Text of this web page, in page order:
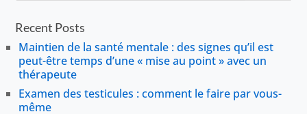
Recent Posts
Maintien de la santé mentale : des signes qu’il est
peut-être temps d’une « mise au point » avec un
thérapeute
Examen des testicules : comment le faire par vous-
même